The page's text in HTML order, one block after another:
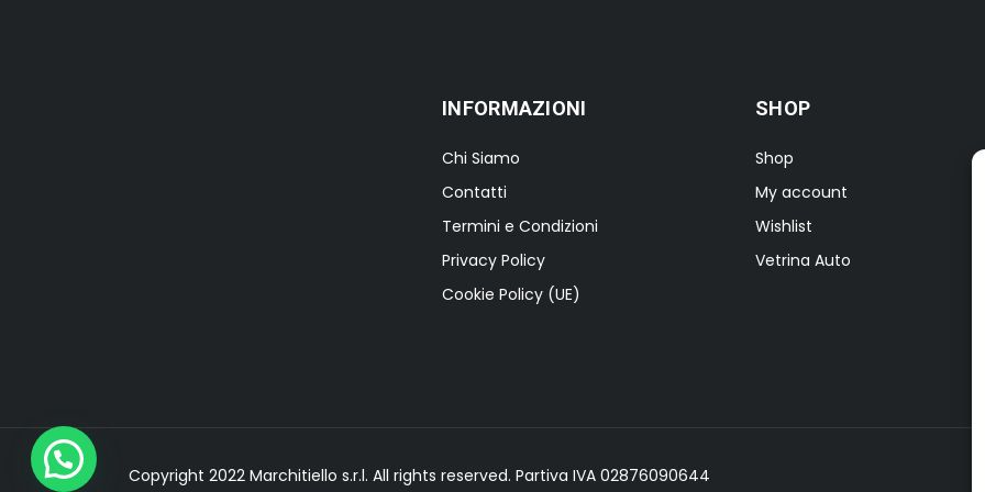
INFORMAZIONI
Chi Siamo
Contatti
Termini e Condizioni
Privacy Policy
Cookie Policy (UE)
SHOP
Shop
My account
Wishlist
Vetrina Auto
Copyright 2022 Marchitiello s.r.l. All rights reserved. Partiva IVA 02876090644